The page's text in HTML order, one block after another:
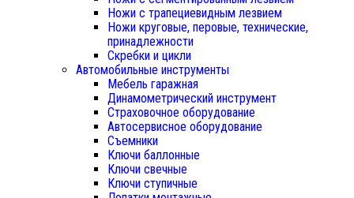
Ножи с трапециевидным лезвием
Ножи круговые, перовые, технические,
принадлежности
Скребки и цикли
Автомобильные инструменты
Мебель гаражная
Динамометрический инструмент
Страховочное оборудование
Автосервисное оборудование
Съемники
Ключи баллонные
Ключи свечные
Ключи ступичные